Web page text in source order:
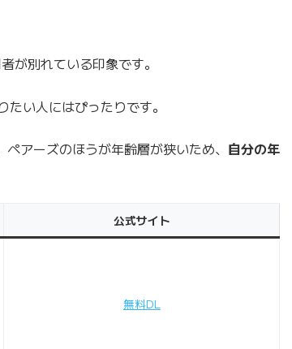
が別れている印象です。
い人にはぴったりです。
アーズのほうが年齢層が狭いため、 自分の年
公式サイト
無料DL